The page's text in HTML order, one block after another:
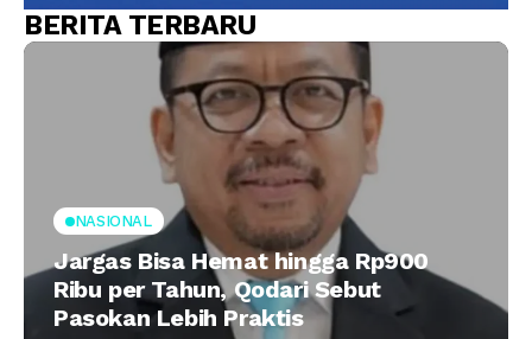
BERITA TERBARU
NASIONAL
Jargas Bisa Hemat hingga Rp900
Ribu per Tahun, Qodari Sebut
Pasokan Lebih Praktis